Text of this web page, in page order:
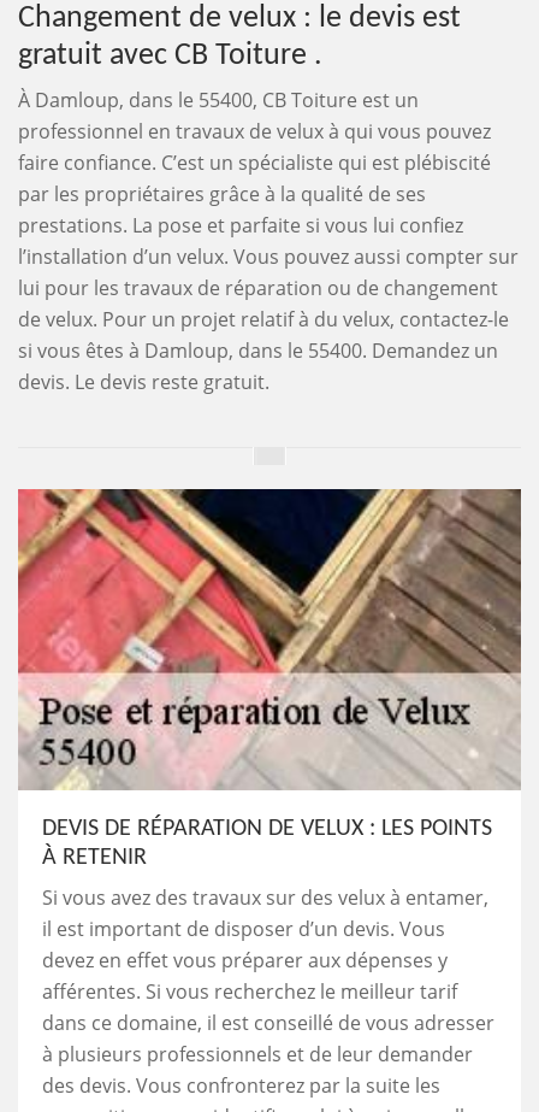
Changement de velux : le devis est
gratuit avec CB Toiture .
À Damloup, dans le 55400, CB Toiture est un
professionnel en travaux de velux à qui vous pouvez
faire confiance. C’est un spécialiste qui est plébiscité
par les propriétaires grâce à la qualité de ses
prestations. La pose et parfaite si vous lui confiez
l’installation d’un velux. Vous pouvez aussi compter sur
lui pour les travaux de réparation ou de changement
de velux. Pour un projet relatif à du velux, contactez-le
si vous êtes à Damloup, dans le 55400. Demandez un
devis. Le devis reste gratuit.
DEVIS DE RÉPARATION DE VELUX : LES POINTS
À RETENIR
Si vous avez des travaux sur des velux à entamer,
il est important de disposer d’un devis. Vous
devez en effet vous préparer aux dépenses y
afférentes. Si vous recherchez le meilleur tarif
dans ce domaine, il est conseillé de vous adresser
à plusieurs professionnels et de leur demander
des devis. Vous confronterez par la suite les